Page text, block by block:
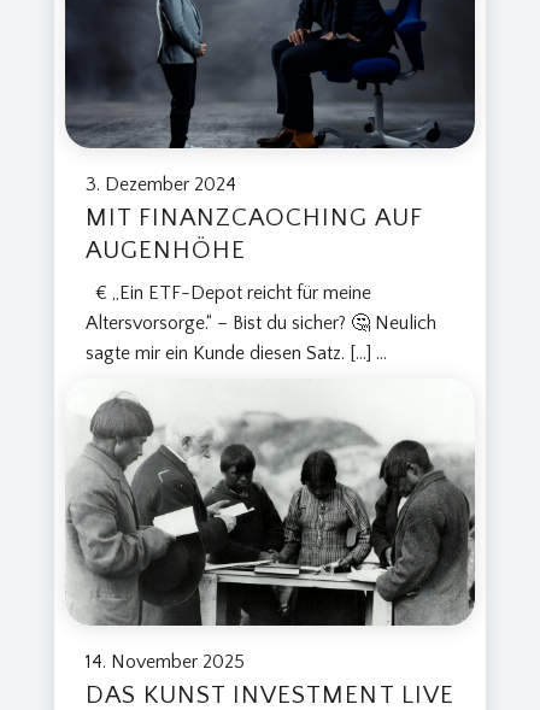
3. Dezember 2024
MIT FINANZCAOCHING AUF
AUGENHÖHE
€ „Ein ETF-Depot reicht für meine
Altersvorsorge.“ – Bist du sicher? 🤔 Neulich
sagte mir ein Kunde diesen Satz. […] ...
14. November 2025
DAS KUNST INVESTMENT LIVE